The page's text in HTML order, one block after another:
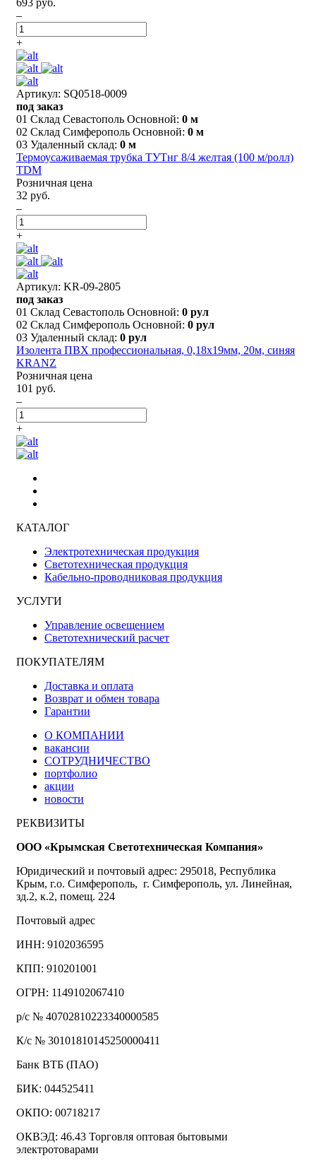
–
+
Артикул: SQ0518-0009
под заказ
01 Склад Севастополь Основной: 0 м
02 Склад Симферополь Основной: 0 м
03 Удаленный склад: 0 м
Термоусаживаемая трубка ТУТнг 8/4 желтая (100 м/ролл)
TDM
Розничная цена
32 руб.
–
+
Артикул: KR-09-2805
под заказ
01 Склад Севастополь Основной: 0 рул
02 Склад Симферополь Основной: 0 рул
03 Удаленный склад: 0 рул
Изолента ПВХ профессиональная, 0,18х19мм, 20м, синяя
KRANZ
Розничная цена
101 руб.
–
+
КАТАЛОГ
Электротехническая продукция
Светотехническая продукция
Кабельно-проводниковая продукция
УСЛУГИ
Управление освещением
Светотехнический расчет
ПОКУПАТЕЛЯМ
Доставка и оплата
Возврат и обмен товара
Гарантии
О КОМПАНИИ
вакансии
СОТРУДНИЧЕСТВО
портфолио
акции
новости
РЕКВИЗИТЫ
ООО «Крымская Светотехническая Компания»
Юридический и почтовый адрес: 295018, Республика
Крым, г.о. Симферополь, г. Симферополь, ул. Линейная,
зд.2, к.2, помещ. 224
Почтовый адрес
ИНН: 9102036595
КПП: 910201001
ОГРН: 1149102067410
р/с № 40702810223340000585
К/с № 30101810145250000411
Банк ВТБ (ПАО)
БИК: 044525411
ОКПО: 00718217
ОКВЭД: 46.43 Торговля оптовая бытовыми
электротоварами